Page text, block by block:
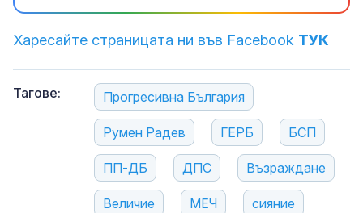
Харесайте страницата ни във Facebook ТУК
Тагове: Прогресивна България
Румен Радев ГЕРБ БСП
ПП-ДБ ДПС Възраждане
Величие МЕЧ сияние